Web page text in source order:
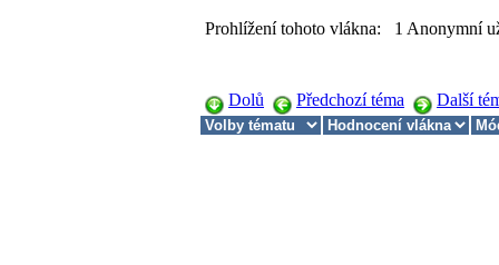
Prohlížení tohoto vlákna: 1 Anonymní
Dolů Předchozí téma Další